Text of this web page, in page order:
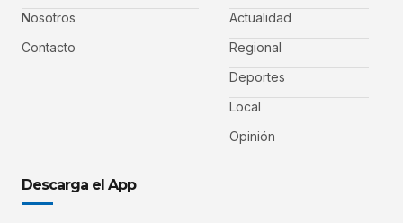
Nosotros
Contacto
Actualidad
Regional
Deportes
Local
Opinión
Descarga el App